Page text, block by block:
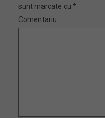
sunt marcate cu *
Comentariu